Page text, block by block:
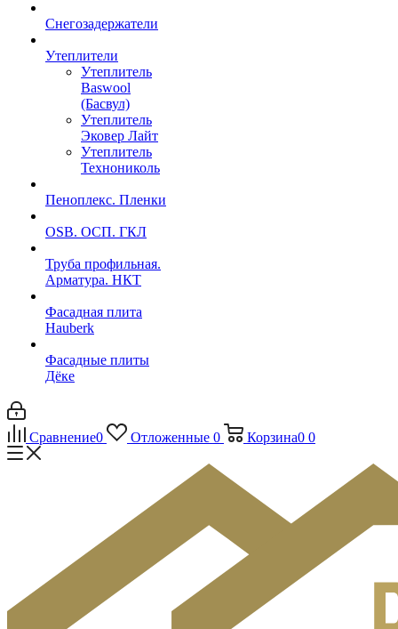
Снегозадержатели
Утеплители
Утеплитель
Baswool
(Басвул)
Утеплитель
Эковер Лайт
Утеплитель
Технониколь
Пеноплекс. Пленки
OSB. ОСП. ГКЛ
Труба профильная.
Арматура. НКТ
Фасадная плита
Hauberk
Фасадные плиты
Дёке
Сравнение0 Отложенные 0 Корзина0 0